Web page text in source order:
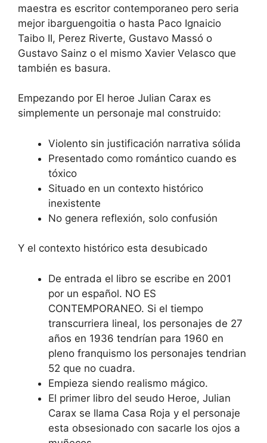
maestra es escritor contemporaneo pero seria
mejor ibarguengoitia o hasta Paco Ignaicio
Taibo II, Perez Riverte, Gustavo Massó o
Gustavo Sainz o el mismo Xavier Velasco que
también es basura.
Empezando por El heroe Julian Carax es
simplemente un personaje mal construido:
Violento sin justificación narrativa sólida
Presentado como romántico cuando es
tóxico
Situado en un contexto histórico
inexistente
No genera reflexión, solo confusión
Y el contexto histórico esta desubicado
De entrada el libro se escribe en 2001
por un español. NO ES
CONTEMPORANEO. Si el tiempo
transcurriera lineal, los personajes de 27
años en 1936 tendrían para 1960 en
pleno franquismo los personajes tendrian
52 que no cuadra.
Empieza siendo realismo mágico.
El primer libro del seudo Heroe, Julian
Carax se llama Casa Roja y el personaje
esta obsesionado con sacarle los ojos a